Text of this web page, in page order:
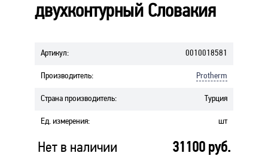
двухконтурный Словакия
Артикул: 0010018581
Производитель: Protherm
Страна производитель: Турция
Ед. измерения: шт
Нет в наличии 31100 руб.